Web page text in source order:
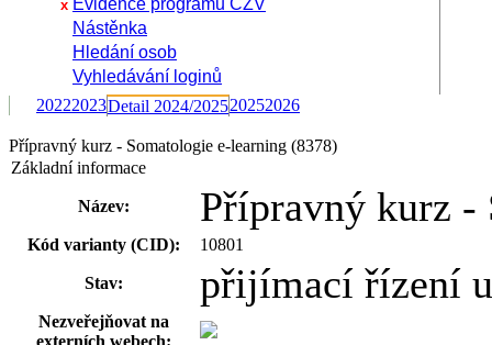
x Evidence programů CŽV
Nástěnka
Hledání osob
Vyhledávání loginů
20222023Detail 2024/202520252026
Přípravný kurz - Somatologie e-learning (8378)
Základní informace
Název: Přípravný kurz -
Kód varianty (CID): 10801
Stav: přijímací řízení
Nezveřejňovat na
externích webech: